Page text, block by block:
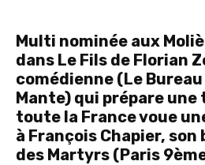
Multi nominée aux
dans Le Fils de Florian
comédienne (Le
Mante) qui prépare une
toute la France voue
à François Chapier, son
des Martyrs (Paris